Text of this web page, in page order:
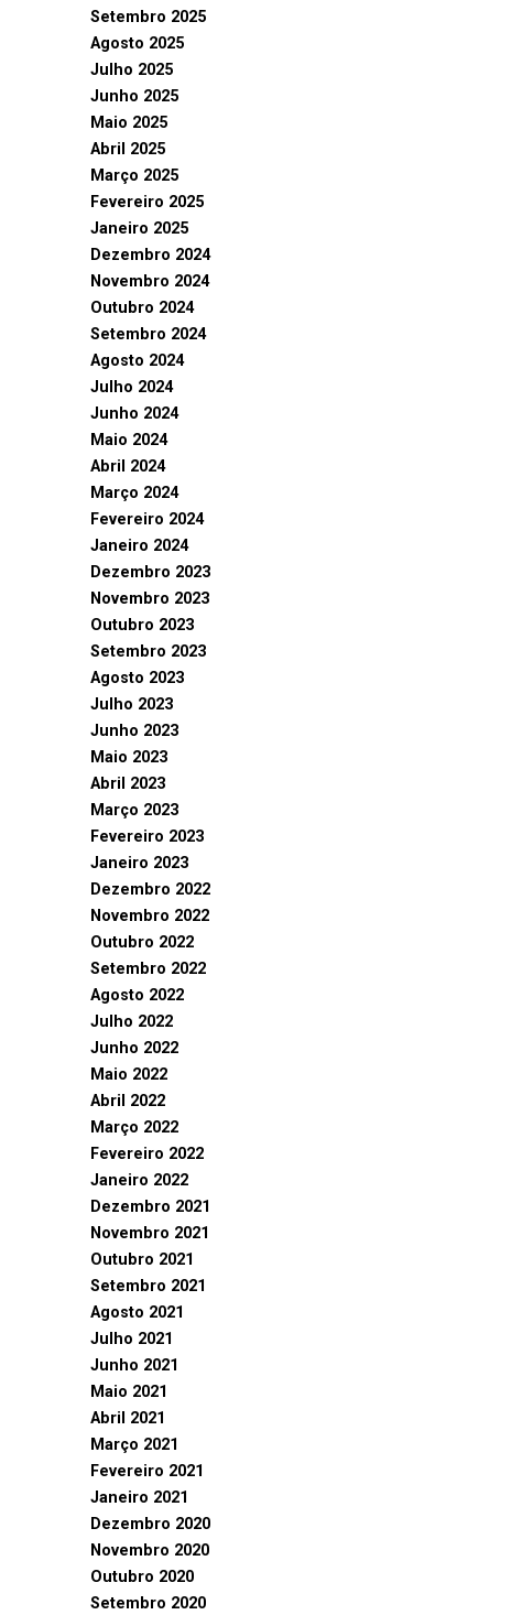
Setembro 2025
Agosto 2025
Julho 2025
Junho 2025
Maio 2025
Abril 2025
Março 2025
Fevereiro 2025
Janeiro 2025
Dezembro 2024
Novembro 2024
Outubro 2024
Setembro 2024
Agosto 2024
Julho 2024
Junho 2024
Maio 2024
Abril 2024
Março 2024
Fevereiro 2024
Janeiro 2024
Dezembro 2023
Novembro 2023
Outubro 2023
Setembro 2023
Agosto 2023
Julho 2023
Junho 2023
Maio 2023
Abril 2023
Março 2023
Fevereiro 2023
Janeiro 2023
Dezembro 2022
Novembro 2022
Outubro 2022
Setembro 2022
Agosto 2022
Julho 2022
Junho 2022
Maio 2022
Abril 2022
Março 2022
Fevereiro 2022
Janeiro 2022
Dezembro 2021
Novembro 2021
Outubro 2021
Setembro 2021
Agosto 2021
Julho 2021
Junho 2021
Maio 2021
Abril 2021
Março 2021
Fevereiro 2021
Janeiro 2021
Dezembro 2020
Novembro 2020
Outubro 2020
Setembro 2020